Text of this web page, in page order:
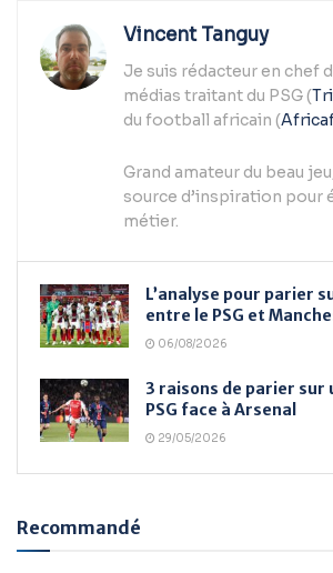
Vincent Tanguy
Je suis rédacteur en chef
médias traitant du PSG (
du football africain (
Grand amateur du beau
source d’inspiration pour
métier.
L’analyse pour parier
entre le PSG et
06/08/2026
3 raisons de parier sur
PSG face à Arsenal
29/05/2026
Recommandé